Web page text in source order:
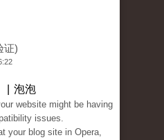
证)
| 泡泡
website might be having
issues.
your blog site in Opera,